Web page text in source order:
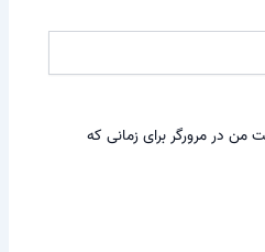
من در مرورگر برای زمانی که